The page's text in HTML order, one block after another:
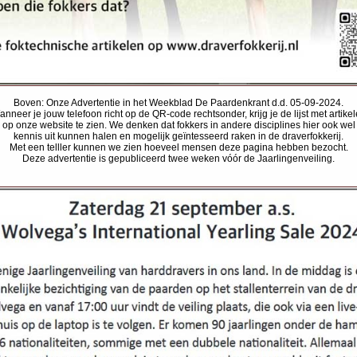
Boven: Onze Advertentie in het Weekblad De Paardenkrant d.d. 05-09-2024.
je jouw telefoon richt op de QR-code rechtsonder, krijg je de lijst met
op onze website te zien. We denken dat fokkers in andere disciplines hier ook wel
kennis uit kunnen halen en mogelijk geïntesseerd raken in de draverfokkerij.
Met een telller kunnen we zien hoeveel mensen deze pagina hebben bezocht.
Deze advertentie is gepubliceerd twee weken vóór de Jaarlingenveiling.